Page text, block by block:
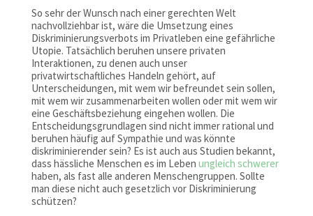
So sehr der Wunsch nach einer gerechten Welt
nachvollziehbar ist, wäre die Umsetzung eines
Diskriminierungsverbots im Privatleben eine gefährliche
Utopie. Tatsächlich beruhen unsere privaten
Interaktionen, zu denen auch unser
privatwirtschaftliches Handeln gehört, auf
Unterscheidungen, mit wem wir befreundet sein sollen,
mit wem wir zusammenarbeiten wollen oder mit wem wir
eine Geschäftsbeziehung eingehen wollen. Die
Entscheidungsgrundlagen sind nicht immer rational und
beruhen häufig auf Sympathie und was könnte
diskriminierender sein? Es ist auch aus Studien bekannt,
dass hässliche Menschen es im Leben ungleich schwerer
haben, als fast alle anderen Menschengruppen. Sollte
man diese nicht auch gesetzlich vor Diskriminierung
schützen?